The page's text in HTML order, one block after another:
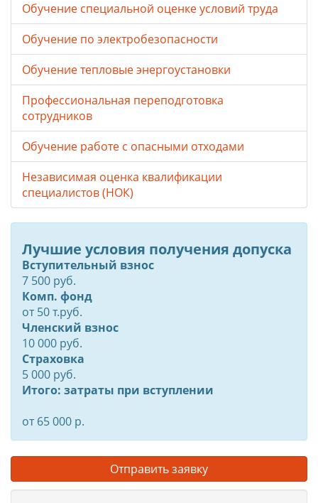
Обучение специальной оценке условий труда
Обучение по электробезопасности
Обучение тепловые энергоустановки
Профессиональная переподготовка
сотрудников
Обучение работе с опасными отходами
Независимая оценка квалификации
специалистов (НОК)
Лучшие условия получения допуска
Вступительный взнос
7 500 руб.
Комп. фонд
от50т.руб.
Членский взнос
10 000 руб.
Страховка
5 000 руб.
Итого: затраты при вступлении
от 65 000 р.
Отправить заявку